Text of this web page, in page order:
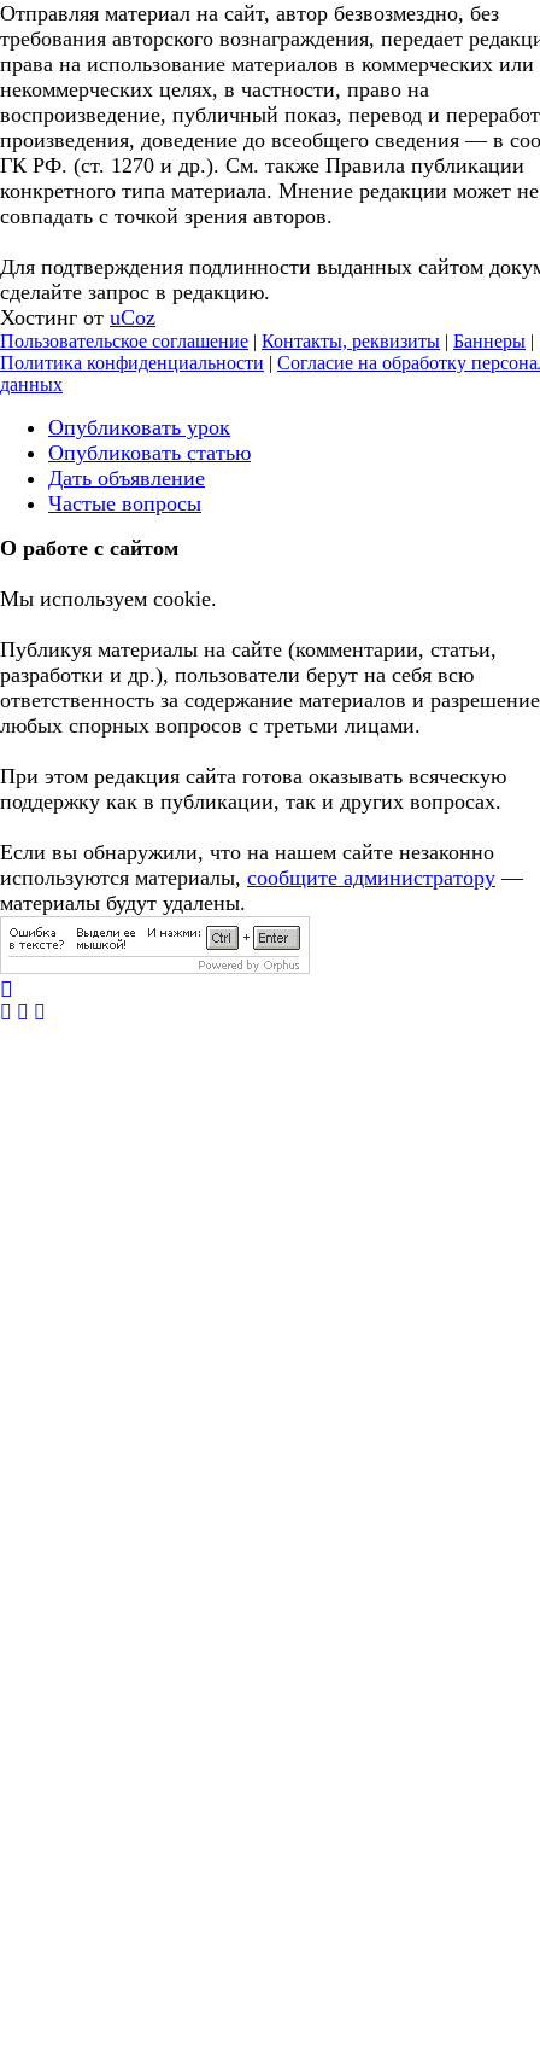
Отправляя материал на сайт, автор безвозмездно, без
требования авторского вознаграждения, передает
права на использование материалов в коммерческих или
некоммерческих целях, в частности, право на
воспроизведение, публичный показ, перевод и
произведения, доведение до всеобщего сведения — в
ГК РФ. (ст. 1270 и др.). См. также Правила публикации
конкретного типа материала. Мнение редакции может не
совпадать с точкой зрения авторов.
Для подтверждения подлинности выданных сайтом
сделайте запрос в редакцию.
Хостинг от uCoz
Пользовательское соглашение | Контакты, реквизиты | Баннеры |
Политика конфиденциальности | Согласие на обработку
данных
Опубликовать урок
Опубликовать статью
Дать объявление
Частые вопросы
О работе с сайтом
Мы используем cookie.
Публикуя материалы на сайте (комментарии, статьи,
разработки и др.), пользователи берут на себя всю
ответственность за содержание материалов и разрешение
любых спорных вопросов с третьми лицами.
При этом редакция сайта готова оказывать всяческую
поддержку как в публикации, так и других вопросах.
Если вы обнаружили, что на нашем сайте незаконно
используются материалы, сообщите администратору —
материалы будут удалены.